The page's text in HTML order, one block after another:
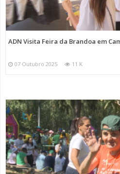
ADN Visita Feira da Brandoa em
07 Outubro 2025 11 K